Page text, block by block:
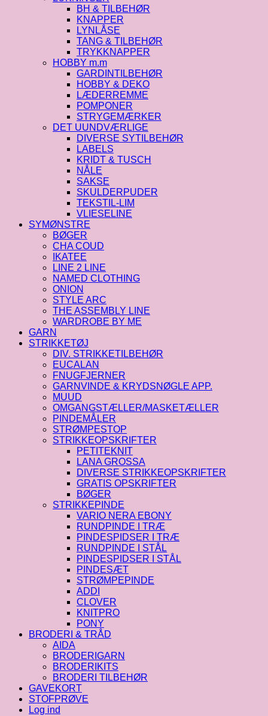
BH & TILBEHØR
KNAPPER
LYNLÅSE
TANG & TILBEHØR
TRYKKNAPPER
HOBBY m.m
GARDINTILBEHØR
HOBBY & DEKO
LÆDERREMME
POMPONER
STRYGEMÆRKER
DET UUNDVÆRLIGE
DIVERSE SYTILBEHØR
LABELS
KRIDT & TUSCH
NÅLE
SAKSE
SKULDERPUDER
TEKSTIL-LIM
VLIESELINE
SYMØNSTRE
BØGER
CHA COUD
IKATEE
LINE 2 LINE
NAMED CLOTHING
ONION
STYLE ARC
THE ASSEMBLY LINE
WARDROBE BY ME
GARN
STRIKKETØJ
DIV. STRIKKETILBEHØR
EUCALAN
FNUGFJERNER
GARNVINDE & KRYDSNØGLE APP.
MUUD
OMGANGSTÆLLER/MASKETÆLLER
PINDEMÅLER
STRØMPESTOP
STRIKKEOPSKRIFTER
PETITEKNIT
LANA GROSSA
DIVERSE STRIKKEOPSKRIFTER
GRATIS OPSKRIFTER
BØGER
STRIKKEPINDE
VARIO NERA EBONY
RUNDPINDE I TRÆ
PINDESPIDSER I TRÆ
RUNDPINDE I STÅL
PINDESPIDSER I STÅL
PINDESÆT
STRØMPEPINDE
ADDI
CLOVER
KNITPRO
PONY
BRODERI & TRÅD
AIDA
BRODERIGARN
BRODERIKITS
BRODERI TILBEHØR
GAVEKORT
STOFPRØVE
Log ind